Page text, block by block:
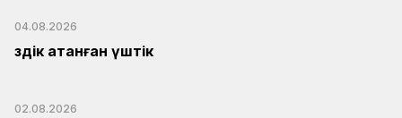
04.08.2026
Үздік атанған үштік
02.08.2026